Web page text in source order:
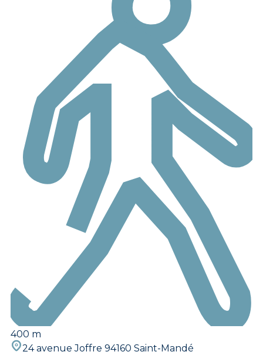
400 m
24 avenue Joffre 94160 Saint-Mandé